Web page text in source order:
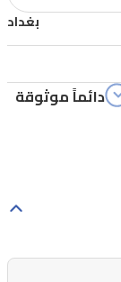
بغداد
دائماً موثوقة